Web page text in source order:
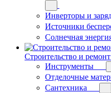
Инверторы и
Источники
Солнечная
Строительство и ремонт
Инструменты
Отделочные
Сантехника